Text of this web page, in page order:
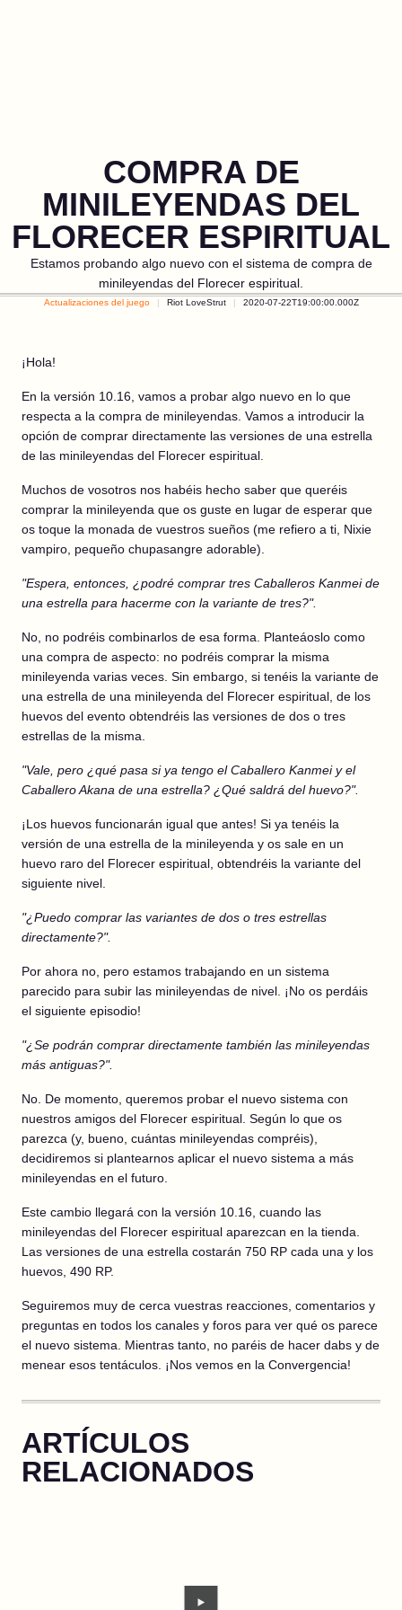
COMPRA DE
MINILEYENDAS DEL
FLORECER ESPIRITUAL
Estamos probando algo nuevo con el sistema de compra de
minileyendas del Florecer espiritual.
Actualizaciones del juego Riot LoveStrut 2020-07-22T19:00:00.000Z
¡Hola!
En la versión 10.16, vamos a probar algo nuevo en lo que
respecta a la compra de minileyendas. Vamos a introducir la
opción de comprar directamente las versiones de una estrella
de las minileyendas del Florecer espiritual.
Muchos de vosotros nos habéis hecho saber que queréis
comprar la minileyenda que os guste en lugar de esperar que
os toque la monada de vuestros sueños (me refiero a ti, Nixie
vampiro, pequeño chupasangre adorable).
"Espera, entonces, ¿podré comprar tres Caballeros Kanmei de
una estrella para hacerme con la variante de tres?".
No, no podréis combinarlos de esa forma. Planteáoslo como
una compra de aspecto: no podréis comprar la misma
minileyenda varias veces. Sin embargo, si tenéis la variante de
una estrella de una minileyenda del Florecer espiritual, de los
huevos del evento obtendréis las versiones de dos o tres
estrellas de la misma.
"Vale, pero ¿qué pasa si ya tengo el Caballero Kanmei y el
Caballero Akana de una estrella? ¿Qué saldrá del huevo?".
¡Los huevos funcionarán igual que antes! Si ya tenéis la
versión de una estrella de la minileyenda y os sale en un
huevo raro del Florecer espiritual, obtendréis la variante del
siguiente nivel.
"¿Puedo comprar las variantes de dos o tres estrellas
directamente?".
Por ahora no, pero estamos trabajando en un sistema
parecido para subir las minileyendas de nivel. ¡No os perdáis
el siguiente episodio!
"¿Se podrán comprar directamente también las minileyendas
más antiguas?".
No. De momento, queremos probar el nuevo sistema con
nuestros amigos del Florecer espiritual. Según lo que os
parezca (y, bueno, cuántas minileyendas compréis),
decidiremos si plantearnos aplicar el nuevo sistema a más
minileyendas en el futuro.
Este cambio llegará con la versión 10.16, cuando las
minileyendas del Florecer espiritual aparezcan en la tienda.
Las versiones de una estrella costarán 750 RP cada una y los
huevos, 490 RP.
Seguiremos muy de cerca vuestras reacciones, comentarios y
preguntas en todos los canales y foros para ver qué os parece
el nuevo sistema. Mientras tanto, no paréis de hacer dabs y de
menear esos tentáculos. ¡Nos vemos en la Convergencia!
ARTÍCULOS
RELACIONADOS